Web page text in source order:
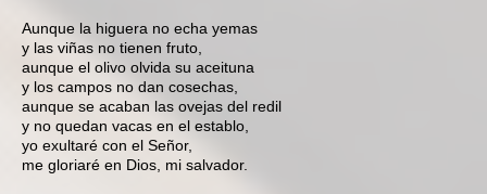
Aunque la higuera no echa yemas
y las viñas no tienen fruto,
aunque el olivo olvida su aceituna
y los campos no dan cosechas,
aunque se acaban las ovejas del redil
y no quedan vacas en el establo,
yo exultaré con el Señor,
me gloriaré en Dios, mi salvador.